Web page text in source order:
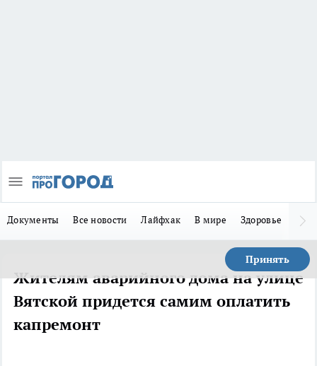
Документы Все новости Лайфхак В мире Здоровье
Принять
Жителям аварийного дома на улице
Вятской придется самим оплатить
капремонт